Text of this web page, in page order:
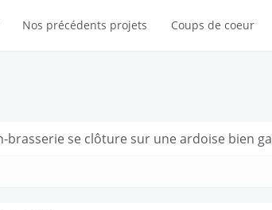
Nos précédents projets Coups de coeur
brasserie se clôture sur une ardoise bien